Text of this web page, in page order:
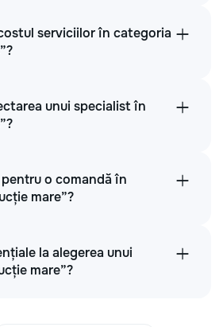
serviciilor în categoria
unui specialist în
o comandă în
mare”?
la alegerea unui
mare”?